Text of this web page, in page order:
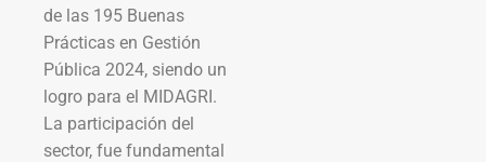
de las 195 Buenas
Prácticas en Gestión
Pública 2024, siendo un
logro para el MIDAGRI.
La participación del
sector, fue fundamental